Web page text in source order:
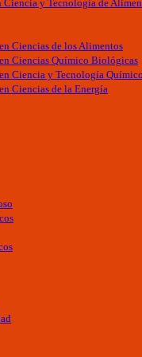
Ciencia y Tecnología de
Ciencias de los Alimentos
Ciencias Químico Biológicas
Ciencia y Tecnología
Ciencias de la Energía